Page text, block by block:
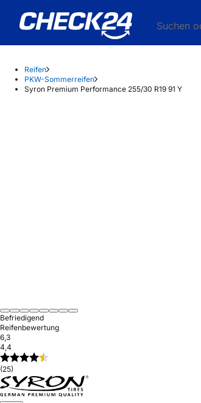
Suchen
Reifen
PKW-Sommerreifen
Syron Premium Performance 255/30 R19 91 Y
Befriedigend
Reifenbewertung
6,3
4,4
(25)